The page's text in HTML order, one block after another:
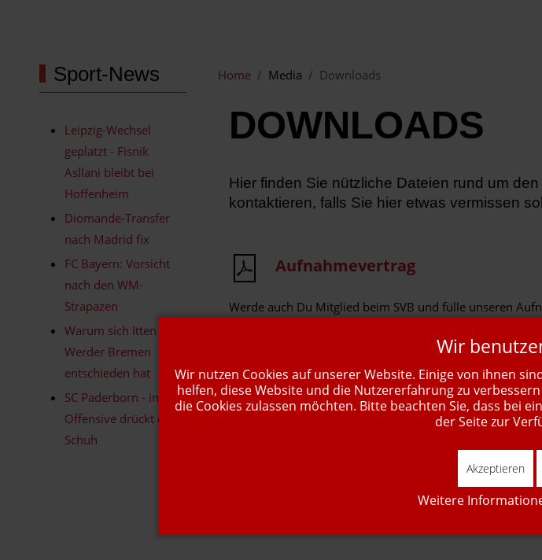
Sport-News
Leipzig-Wechsel
geplatzt - Fisnik
Asllani bleibt bei
Hoffenheim
Diomande-Transfer
nach Madrid fix
FC Bayern: Vorsicht
nach den WM-
Strapazen
Warum sich Itten für
Werder Bremen
entschieden hat
SC Paderborn - in der
Offensive drückt der
Schuh
Home Media Downloads
DOWNLOADS
Hier finden Sie nützliche Dateien rund um
kontaktieren, falls Sie hier etwas vermissen
Aufnahmevertrag
Werde auch Du Mitglied beim SVB und fülle unseren
Hallenplan
Zeigt eine Übersicht, wann die Turnhalle Bischbrunn von
Wir
Wir nutzen Cookies auf unserer Website. Einige von ihnen
helfen, diese Website und die Nutzererfahrung zu
die Cookies zulassen möchten. Bitte beachten Sie, dass bei
der Seite zur
Akzeptieren
Weitere